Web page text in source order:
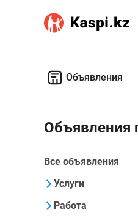
Объявления
Объявления
Все объявления
Услуги
Работа